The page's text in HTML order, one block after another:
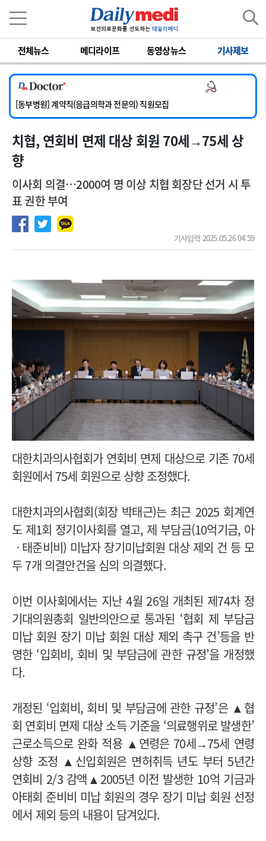
전체뉴스 메디라이프 동영상뉴스 기사제보
[서울아산병원] 2026년 하반기 인턴 모집
[영남대학교의료원] 마취통증의학과 임기제 임상의사 채용
[충남대학교병원] 소아청소년과(소아응급전담) 계약직 의사 공개채용
[동부병원] 계약직(응급의학과 전문의) 직원모집
[이대목동병원] 하반기 전공의(레지던트1년차) 모집
[서울아산병원] 2026년 하반기 인턴 모집
[영남대학교의료원] 마취통증의학과 임기제 임상의사 채용
치협, 연회비 면제 대상 회원 70세→75세 상
향
이사회 의결…2000여 명 이상 치협 회장단 선거 시 투
표 권한 부여
기사입력 2025.05.26 04:59
대한치과의사협회가 연회비 면제 대상으로 기존 70세
회원에서 75세 회원으로 상향 조정했다.
대한치과의사협회(회장 박태근)는 최근 2025 회계연
도 제1회 정기이사회를 열고, 제 부담금(10억기금, 아
ㆍ태준비비) 미납자 장기미납회원 대상 제외 건 등 모
두 7개 의결안건을 심의 의결했다.
이번 이사회에서는 지난 4월 26일 개최된 제74차 정
기대의원총회 일반의안으로 통과된 ‘협회 제 부담금
미납 회원 장기 미납 회원 대상 제외 촉구 건’등을 반
영한 ‘입회비, 회비 및 부담금에 관한 규정’을 개정했
다.
개정된 ‘입회비, 회비 및 부담금에 관한 규정’은 ▲협
회 연회비 면제 대상 소득 기준을 ‘의료행위로 발생한’
근로소득으로 완화 적용 ▲연령은 70세→75세 연령
상향 조정 ▲신입회원은 면허취득 년도 부터 5년간
연회비 2/3 감액▲2005년 이전 발생한 10억 기금과
아태회 준비비 미납 회원의 경우 장기 미납 회원 선정
에서 제외 등의 내용이 담겨있다.